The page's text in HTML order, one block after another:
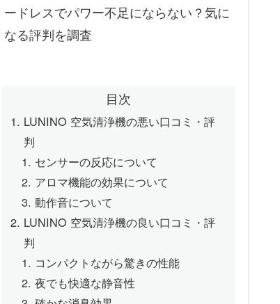
ードレスでパワー不足にならない？気に
なる評判を調査
目次
LUNINO 空気清浄機の悪い口コミ・評
判
センサーの反応について
アロマ機能の効果について
動作音について
LUNINO 空気清浄機の良い口コミ・評
判
コンパクトながら驚きの性能
夜でも快適な静音性